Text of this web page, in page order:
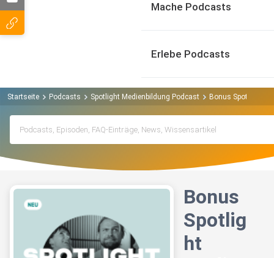
Mache Podcasts
Erlebe Podcasts
Startseite Podcasts Spotlight Medienbildung Podcast Bonus Spotlight
Bonus
Spotlig
ht